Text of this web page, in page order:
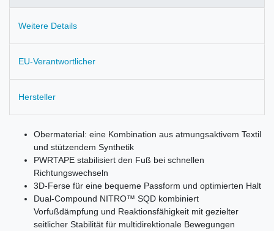
Weitere Details
EU-Verantwortlicher
Hersteller
Obermaterial: eine Kombination aus atmungsaktivem Textil
und stützendem Synthetik
PWRTAPE stabilisiert den Fuß bei schnellen
Richtungswechseln
3D-Ferse für eine bequeme Passform und optimierten Halt
Dual-Compound NITRO™ SQD kombiniert
Vorfußdämpfung und Reaktionsfähigkeit mit gezielter
seitlicher Stabilität für multidirektionale Bewegungen